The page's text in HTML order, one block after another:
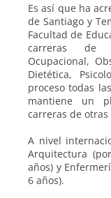
Es así que ha
de Santiago y
Facultad de
carreras de
Ocupacional,
Dietética,
proceso todas
mantiene un
carreras de otras
A nivel
Arquitectura
años) y
6 años).